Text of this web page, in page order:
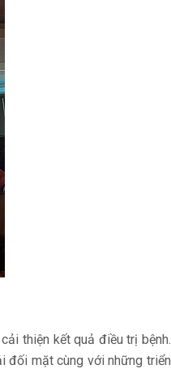
thiện kết quả điều trị bệnh.
đối mặt cùng với những triển